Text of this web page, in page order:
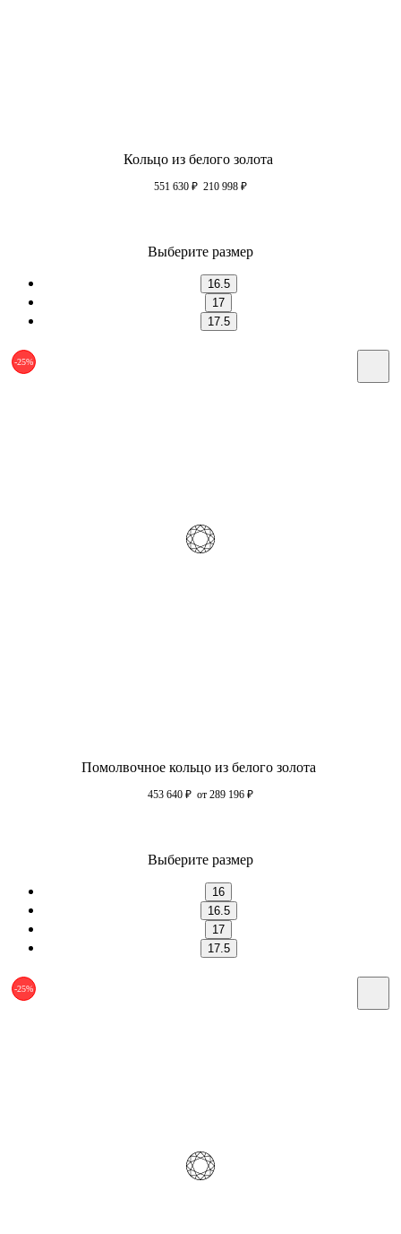
Кольцо из белого золота
551 630 ₽ 210 998 ₽
Выберите размер
16.5
17
17.5
-25%
Помолвочное кольцо из белого золота
453 640 ₽ от 289 196 ₽
Выберите размер
16
16.5
17
17.5
-25%